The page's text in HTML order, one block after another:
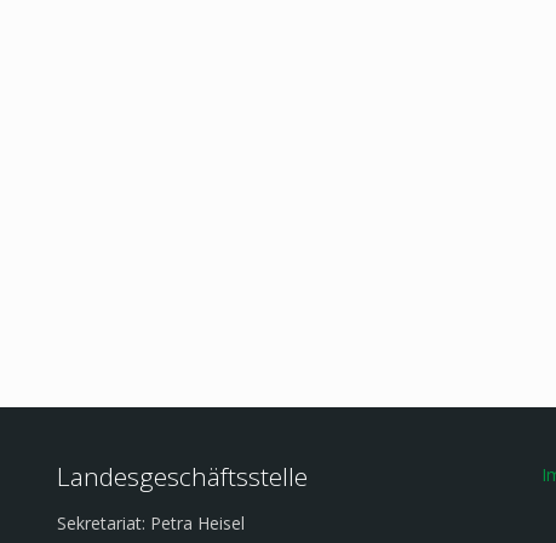
Landesgeschäftsstelle
Sekretariat: Petra Heisel